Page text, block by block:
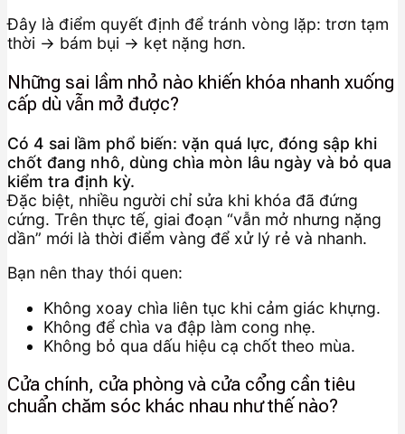
Đây là điểm quyết định để tránh vòng lặp: trơn tạm
thời → bám bụi → kẹt nặng hơn.
Những sai lầm nhỏ nào khiến khóa nhanh xuống
cấp dù vẫn mở được?
Có 4 sai lầm phổ biến: vặn quá lực, đóng sập khi
chốt đang nhô, dùng chìa mòn lâu ngày và bỏ qua
kiểm tra định kỳ.
Đặc biệt, nhiều người chỉ sửa khi khóa đã đứng
cứng. Trên thực tế, giai đoạn “vẫn mở nhưng nặng
dần” mới là thời điểm vàng để xử lý rẻ và nhanh.
Bạn nên thay thói quen:
Không xoay chìa liên tục khi cảm giác khựng.
Không để chìa va đập làm cong nhẹ.
Không bỏ qua dấu hiệu cạ chốt theo mùa.
Cửa chính, cửa phòng và cửa cổng cần tiêu
chuẩn chăm sóc khác nhau như thế nào?